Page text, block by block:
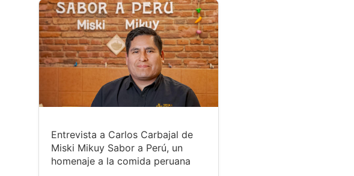
Entrevista a Carlos Carbajal de
Miski Mikuy Sabor a Perú, un
homenaje a la comida peruana